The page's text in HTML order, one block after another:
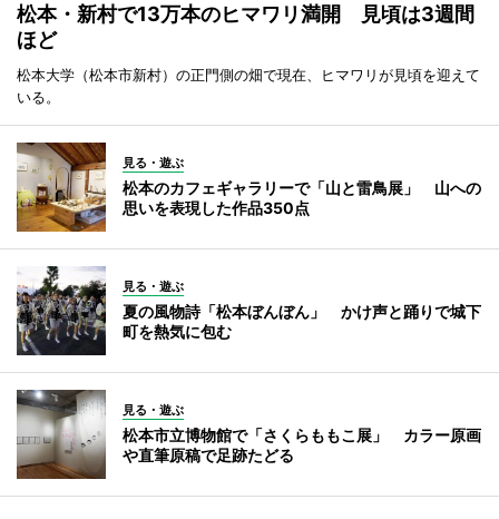
松本・新村で13万本のヒマワリ満開 見頃は3週間
ほど
松本大学（松本市新村）の正門側の畑で現在、ヒマワリが見頃を迎えて
いる。
見る・遊ぶ
松本のカフェギャラリーで「山と雷鳥展」 山への
思いを表現した作品350点
見る・遊ぶ
夏の風物詩「松本ぼんぼん」 かけ声と踊りで城下
町を熱気に包む
見る・遊ぶ
松本市立博物館で「さくらももこ展」 カラー原画
や直筆原稿で足跡たどる